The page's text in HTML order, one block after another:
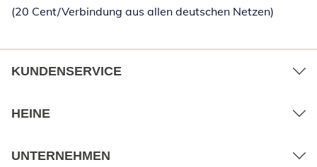
(20 Cent/Verbindung aus allen deutschen Netzen)
KUNDENSERVICE
HEINE
UNTERNEHMEN